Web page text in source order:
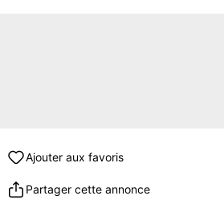
Ajouter aux favoris
Partager cette annonce